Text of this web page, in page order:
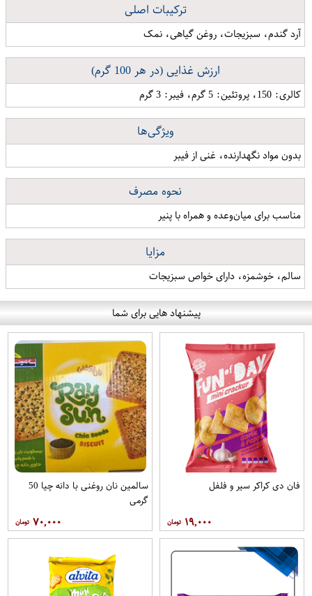
ترکیبات اصلی
آرد گندم، سبزیجات، روغن گیاهی، نمک
ارزش غذایی (در هر 100 گرم)
کالری: 150، پروتئین: 5 گرم، فیبر: 3 گرم
ویژگی‌ها
بدون مواد نگهدارنده، غنی از فیبر
نحوه مصرف
مناسب برای میان‌وعده و همراه با پنیر
مزایا
سالم، خوشمزه، دارای خواص سبزیجات
پیشنهاد هایی برای شما
فان دی کراکر سیر و فلفل
۱۹,۰۰۰
سالمین نان روغنی با دانه چیا 50
گرمی
۷۰,۰۰۰